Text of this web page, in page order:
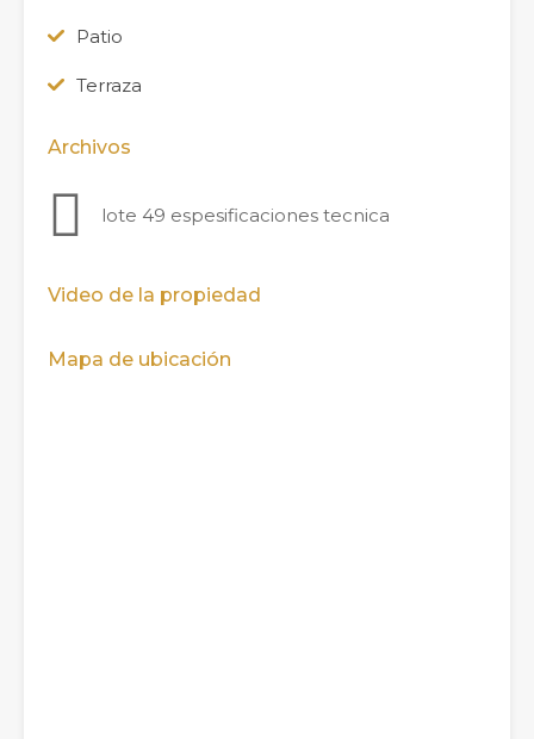
Patio
Terraza
Archivos
lote 49 espesificaciones tecnica
Video de la propiedad
Mapa de ubicación